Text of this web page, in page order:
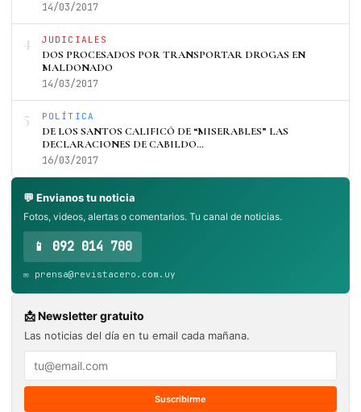
14/03/2017
4 JUDICIALES
DOS PROCESADOS POR TRANSPORTAR DROGAS EN
MALDONADO
14/03/2017
5 POLÍTICA
DE LOS SANTOS CALIFICÓ DE “MISERABLES” LAS
DECLARACIONES DE CABILDO…
16/03/2017
💬 Envianos tu noticia
Fotos, videos, alertas o comentarios. Tu canal de noticias.
📱 092 014 700
✉️ prensa@revistacero.com.uy
📩 Newsletter gratuito
Las noticias del día en tu email cada mañana.
Suscribirme